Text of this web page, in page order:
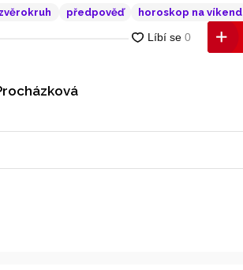
zvěrokruh předpověď horoskop na víkend